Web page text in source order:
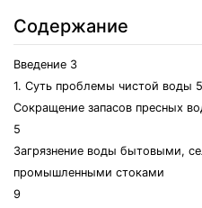
Содержание
Введение 3
1. Суть проблемы чистой воды 5
Сокращение запасов пресных
5
Загрязнение воды бытовыми,
промышленными стоками
9